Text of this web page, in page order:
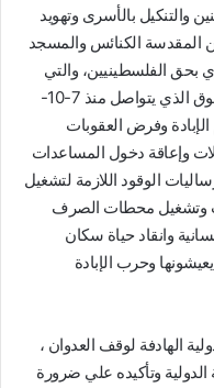
والتنكيل بالأسرى وتهويد
المقدسة الكنائس والمسجد
بحق الفلسطينيين، والتي
اخرها العدوان الحربي الانتقامي غير المسبوق الذي يتواصل منذ 7-10-
الإبادة وفرض العقوبات
وإعاقة دخول المساعدات
الوقود اللازمة لتشغيل
وتشغيل محطات الصرف
وانقاد حياة سكان
وحرب الإبادة
الهادفة لوقف العدوان ،
وتأكيده علي ضرورة